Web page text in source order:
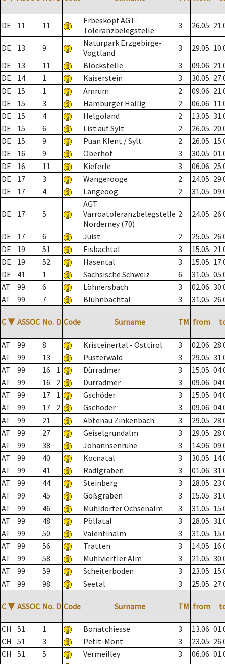
DE 11 11
Erbeskopf AGT-
Toleranzbelegstelle
3 26.05.
DE 13 9
Naturpark Erzgebirge-
Vogtland
3 29.05.
DE
13 11 Blockstelle 3 09.06.
DE
14 1 Kaiserstein 3 30.05.
DE
15 1 Amrum 2 09.06.
DE
15 3 Hamburger Hallig 2 06.06.
DE
15 4 Helgoland 2 13.05.
DE
15 6 List auf Sylt 2 26.05.
DE
15 9 Puan Klent / Sylt 2 26.05.
DE
16 9 Oberhof 3 30.05.
DE
16 11 Kieferle 3 06.06.
DE
17 3 Wangerooge 2 24.05.
DE
17 4 Langeoog 2 31.05.
DE 17 5
AGT
Varroatoleranzbelegstelle
Norderney (70)
2 24.05.
DE 17 6 Juist 2 25.05.
DE
19 51 Eisbachtal 3 15.05.
DE
19 52 Hasental 3 15.05.
DE
41 1 Sächsische Schweiz 6 31.05.
AT
99 6 Löhnersbach 3 02.06.
AT
99 7 Blühnbachtal 3 31.05.
C ▼ ASSOC No. D Code Surname TM from
AT 99 8 Kristeinertal - Osttirol 3 02.06.
AT
99 13 Pusterwald 3 29.05.
AT
99 16 1 Dürradmer 3 15.05.
AT
99 16 2 Dürradmer 3 09.06.
AT
99 17 1 Gschöder 3 15.05.
AT
99 17 2 Gschöder 3 09.06.
AT
99 21 Abtenau Zinkenbach 3 29.05.
AT
99 27 Geiselgrundalm 3 29.05.
AT
99 38 Johannsenruhe 3 14.06.
AT
99 40 Kocnatal 3 30.05.
AT
99 41 Radlgraben 3 01.06.
AT
99 44 Steinberg 3 28.05.
AT
99 45 Gößgraben 3 15.05.
AT
99 46 Mühldorfer Ochsenalm 3 31.05.
AT
99 48 Pöllatal 3 28.05.
AT
99 50 Valentinalm 3 31.05.
AT
99 56 Tratten 3 14.05.
AT
99 58 Mühlviertler Alm 3 21.05.
AT
99 59 Scheiterboden 3 23.05.
AT
99 98 Seetal 3 25.05.
C ▼ ASSOC No. D Code Surname TM from
CH 51 1 Bonatchiesse 3 13.06.
CH
51 3 Petit-Mont 3 23.05.
CH
51 5 Vermeilley 3 06.06.